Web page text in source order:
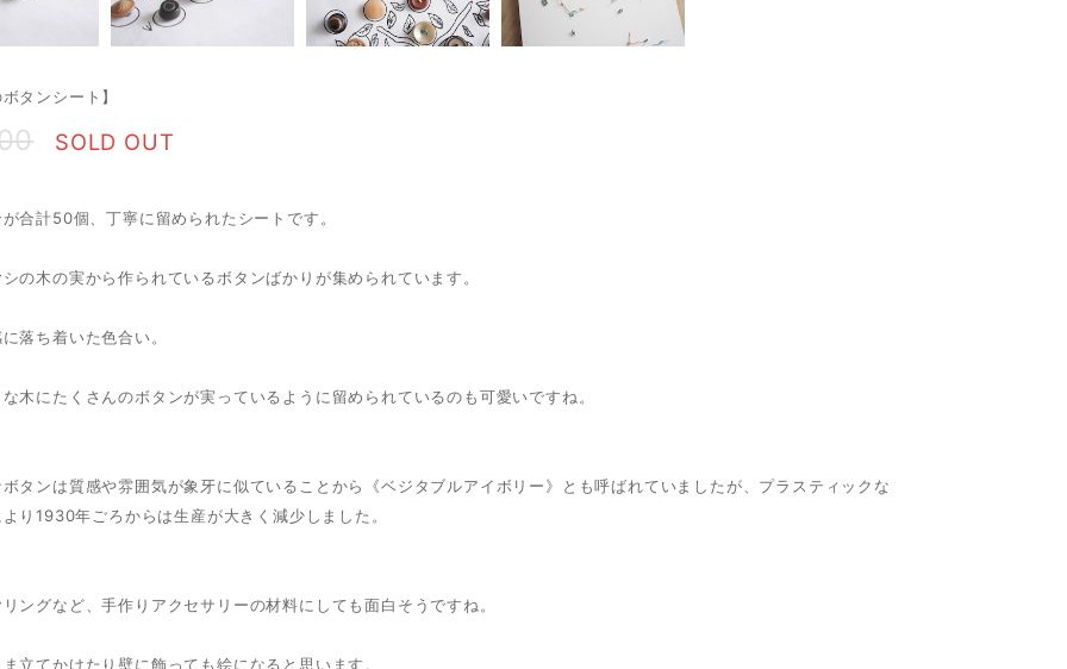
タンシート】
SOLD OUT
合計50個、丁寧に留められたシートです。
の木の実から作られているボタンばかりが集められています。
落ち着いた色合い。
木にたくさんのボタンが実っているように留められているのも可愛いですね。
タンは質感や雰囲気が象牙に似ていることから《ベジタブルアイボリー》とも呼ばれていましたが、プラスティックな
り1930年ごろからは生産が大きく減少しました。
ングなど、手作りアクセサリーの材料にしても面白そうですね。
立てかけたり壁に飾っても絵になると思います。